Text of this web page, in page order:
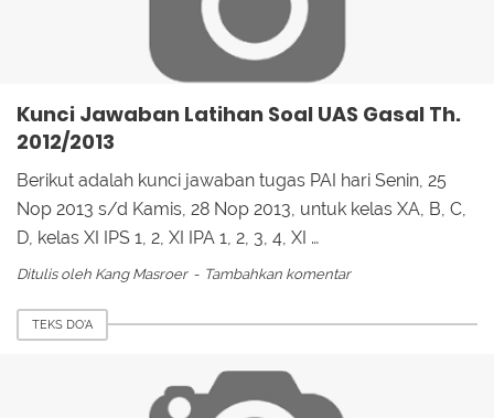
Kunci Jawaban Latihan Soal UAS Gasal Th.
2012/2013
Berikut adalah kunci jawaban tugas PAI hari Senin, 25
Nop 2013 s/d Kamis, 28 Nop 2013, untuk kelas XA, B, C,
D, kelas XI IPS 1, 2, XI IPA 1, 2, 3, 4, XI …
Ditulis oleh Kang Masroer Tambahkan komentar
TEKS DO'A